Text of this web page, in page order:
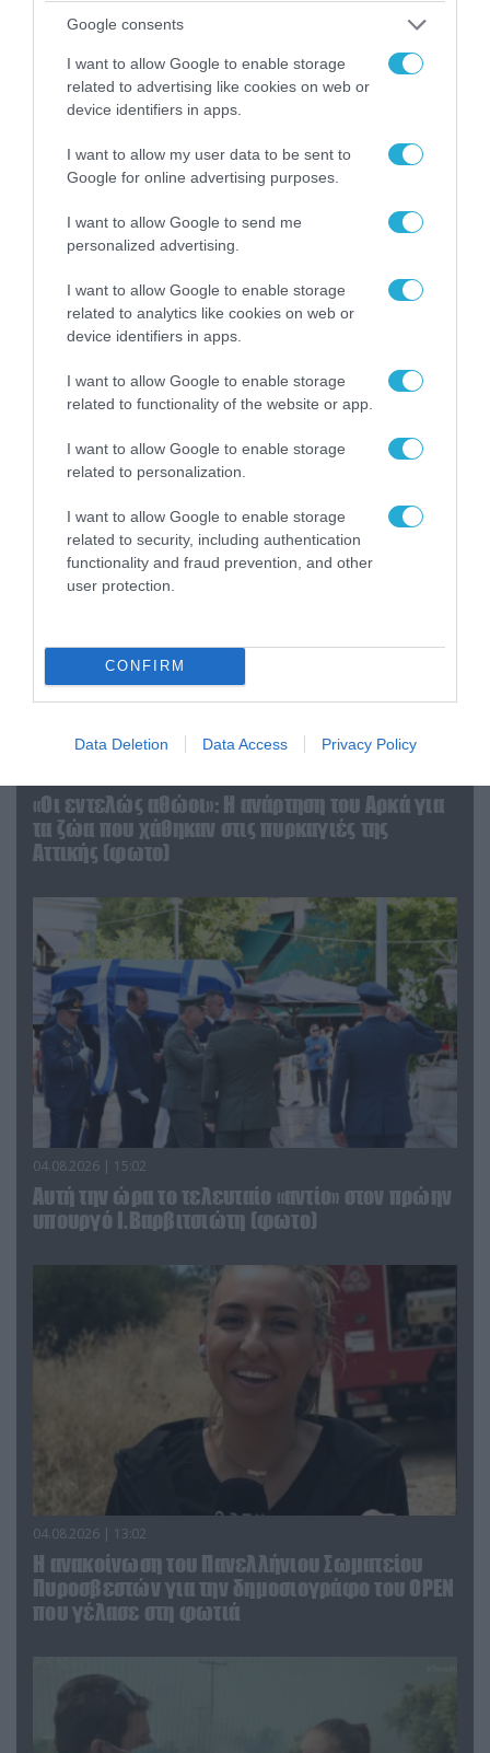
Google consents
I want to allow Google to enable storage
related to advertising like cookies on web or
device identifiers in apps.
I want to allow my user data to be sent to
Google for online advertising purposes.
I want to allow Google to send me
personalized advertising.
I want to allow Google to enable storage
related to analytics like cookies on web or
device identifiers in apps.
I want to allow Google to enable storage
related to functionality of the website or app.
I want to allow Google to enable storage
related to personalization.
I want to allow Google to enable storage
related to security, including authentication
functionality and fraud prevention, and other
user protection.
CONFIRM
Data Deletion Data Access Privacy Policy
ΠΟΛΙΤΙΚΗ
06.08.2026 | 14:02
«Επιχείρηση ελεύθερα πεζοδρόμια» στην
αντικείμενα από κοινόχρηστους χώρους
«Οι εντελώς αθώοι»: Η ανάρτηση του Αρκά για
τα ζώα που χάθηκαν στις πυρκαγιές της
Αττικής (φωτο)
04.08.2026 | 15:02
Αυτή την ώρα το τελευταίο «αντίο» στον πρώην
υπουργό Ι.Βαρβιτσιώτη (φωτο)
04.08.2026 | 13:02
Η ανακοίνωση του Πανελλήνιου Σωματείου
Πυροσβεστών για την δημοσιογράφο του OPEN
που γέλασε στη φωτιά